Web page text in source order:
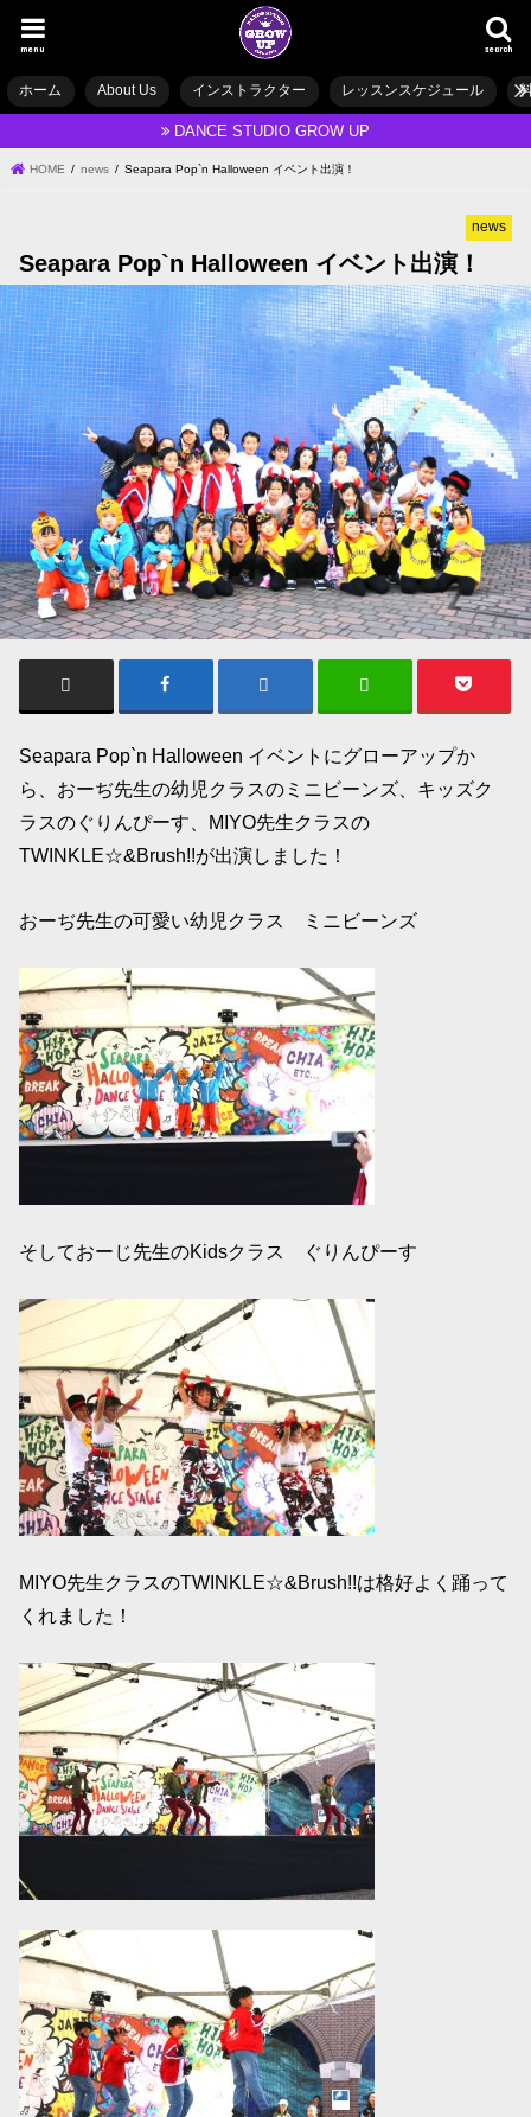
search
menu
ホーム About Us インストラクター レッスンスケジュール
DANCE STUDIO GROW UP
HOME news Seapara Pop`n Halloween イベント出演！
news
Seapara Pop`n Halloween イベント出演！
Seapara Pop`n Halloween イベントにグローアップか
ら、おーぢ先生の幼児クラスのミニビーンズ、キッズク
ラスのぐりんぴーす、MIYO先生クラスの
TWINKLE☆&Brush!!が出演しました！
おーぢ先生の可愛い幼児クラス ミニビーンズ
そしておーじ先生のKidsクラス ぐりんぴーす
MIYO先生クラスのTWINKLE☆&Brush!!は格好よく踊って
くれました！